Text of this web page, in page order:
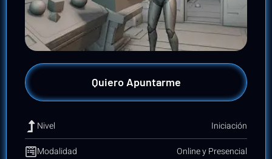
Quiero Apuntarme
Nivel Iniciación
Modalidad Online y Presencial